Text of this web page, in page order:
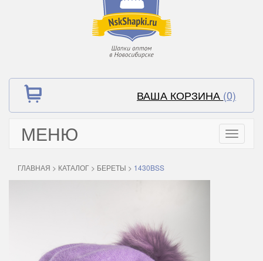
ВАША КОРЗИНА (0)
МЕНЮ
Toggle
ГЛАВНАЯ > КАТАЛОГ > БЕРЕТЫ > 1430BSS